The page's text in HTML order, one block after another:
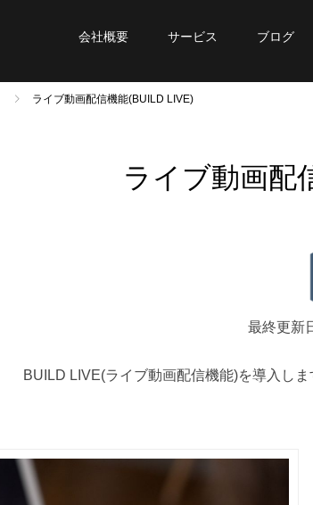
会社概要 サービス ブログ
ライブ動画配信機能(BUILD LIVE)
ライブ動画配
最終更新
BUILD LIVE(ライブ動画配信機能)を導入し